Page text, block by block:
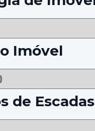
Imóvel
de Escadas